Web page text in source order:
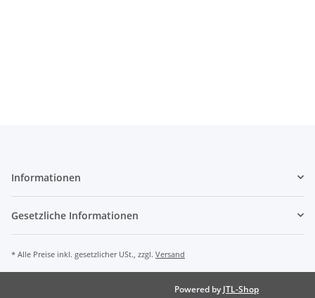
Informationen
Gesetzliche Informationen
* Alle Preise inkl. gesetzlicher USt., zzgl. Versand
Powered byJTL-Shop